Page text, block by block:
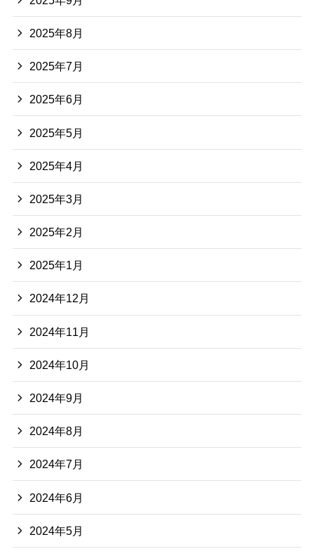
2025年8月
2025年7月
2025年6月
2025年5月
2025年4月
2025年3月
2025年2月
2025年1月
2024年12月
2024年11月
2024年10月
2024年9月
2024年8月
2024年7月
2024年6月
2024年5月